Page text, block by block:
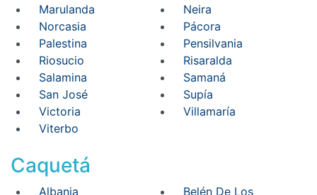
Marulanda
Neira
Norcasia
Pácora
Palestina
Pensilvania
Riosucio
Risaralda
Salamina
Samaná
San José
Supía
Victoria
Villamaría
Viterbo
Caquetá
Albania
Belén De Los